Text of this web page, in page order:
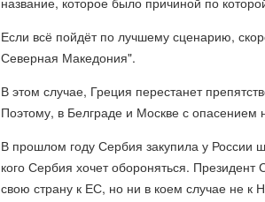
Если всё пойдёт по лучшему сценарию,
Северная Македония".
В этом случае, Греция перестанет
Поэтому, в Белграде и Москве с
В прошлом году Сербия закупила у России
кого Сербия хочет обороняться.
свою страну к ЕС, но ни в коем случае не к